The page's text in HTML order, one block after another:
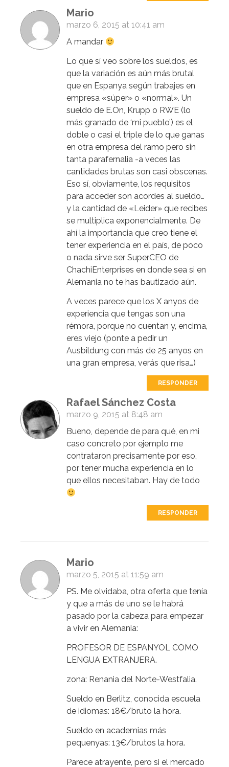
Mario
marzo 6, 2015 at 10:41 am
A mandar
Lo que sí veo sobre los sueldos, es
que la variación es aún más brutal
que en Espanya según trabajes en
empresa «súper» o «normal». Un
sueldo de E.On, Krupp o RWE (lo
más granado de ‘mi pueblo’) es el
doble o casi el triple de lo que ganas
en otra empresa del ramo pero sin
tanta parafernalia -a veces las
cantidades brutas son casi obscenas.
Eso sí, obviamente, los requisitos
para acceder son acordes al sueldo…
y la cantidad de «Leider» que recibes
se multiplica exponencialmente. De
ahí la importancia que creo tiene el
tener experiencia en el país, de poco
o nada sirve ser SuperCEO de
ChachiEnterprises en donde sea si en
Alemania no te has bautizado aún.
A veces parece que los X anyos de
experiencia que tengas son una
rémora, porque no cuentan y, encima,
eres viejo (ponte a pedir un
Ausbildung con más de 25 anyos en
una gran empresa, verás que risa…)
RESPONDER
Rafael Sánchez Costa
marzo 9, 2015 at 8:48 am
Bueno, depende de para qué, en mi
caso concreto por ejemplo me
contrataron precisamente por eso,
por tener mucha experiencia en lo
que ellos necesitaban. Hay de todo
RESPONDER
Mario
marzo 5, 2015 at 11:59 am
PS. Me olvidaba, otra oferta que tenía
y que a más de uno se le habrá
pasado por la cabeza para empezar
a vivir en Alemania:
PROFESOR DE ESPANYOL COMO
LENGUA EXTRANJERA.
zona: Renania del Norte-Westfalia.
Sueldo en Berlitz, conocida escuela
de idiomas: 18€/bruto la hora.
Sueldo en academias más
pequenyas: 13€/brutos la hora.
Parece atrayente, pero si el mercado